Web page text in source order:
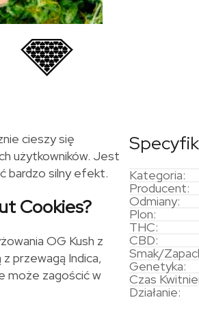
Kategoria:
Producent:
Odmiany:
Plon:
THC:
CBD:
Smak/
Genetyka:
Czas
Działanie:
cieszy się
użytkowników. Jest
bardzo silny efekt.
Cookies?
OG Kush z
przewagą Indica,
może zagościć w